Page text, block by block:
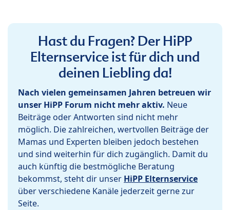
Hast du Fragen? Der HiPP
Elternservice ist für dich und
deinen Liebling da!
Nach vielen gemeinsamen Jahren betreuen wir
unser HiPP Forum nicht mehr aktiv. Neue
Beiträge oder Antworten sind nicht mehr
möglich. Die zahlreichen, wertvollen Beiträge der
Mamas und Experten bleiben jedoch bestehen
und sind weiterhin für dich zugänglich. Damit du
auch künftig die bestmögliche Beratung
bekommst, steht dir unser HiPP Elternservice
über verschiedene Kanäle jederzeit gerne zur
Seite.